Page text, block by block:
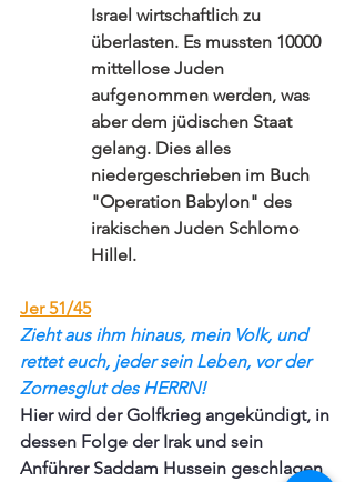
Israel wirtschaftlich zu
überlasten. Es mussten 10000
mittellose Juden
aufgenommen werden, was
aber dem jüdischen Staat
gelang. Dies alles
niedergeschrieben im Buch
"Operation Babylon" des
irakischen Juden Schlomo
Hillel.
Jer 51/45
Zieht aus ihm hinaus, mein Volk, und
rettet euch, jeder sein Leben, vor der
Zornesglut des HERRN!
Hier wird der Golfkrieg angekündigt, in
dessen Folge der Irak und sein
Anführer Saddam Hussein geschlagen